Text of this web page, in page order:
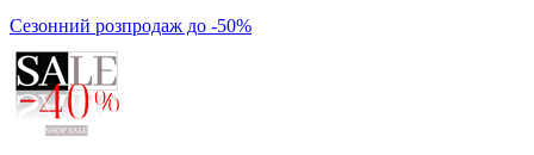
Сезонний розпродаж до -50%